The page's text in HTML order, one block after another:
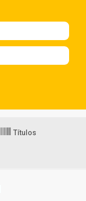
Títulos